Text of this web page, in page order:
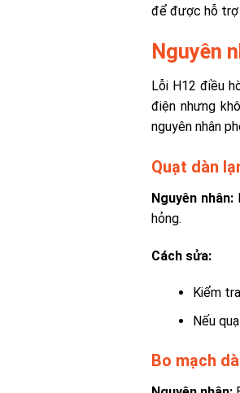
để được hỗ trợ
Nguyên
Lỗi H12 điều
điện nhưng
nguyên nhân
Quạt dàn
Nguyên nhân:
hỏng.
Cách sửa:
Kiểm
Nếu
Bo mạch